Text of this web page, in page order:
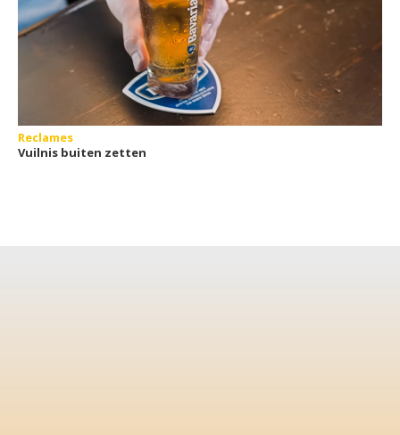
Reclames
Vuilnis buiten zetten